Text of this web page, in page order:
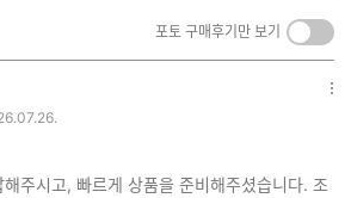
포토 구매후기만 보기
켜
기/
주시고, 빠르게 상품을 준비해주셨습니다. 조
옵